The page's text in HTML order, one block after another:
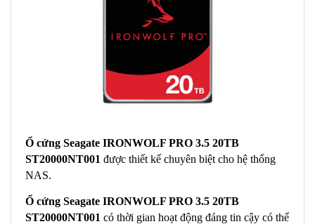
Ổ cứng Seagate IRONWOLF PRO 3.5 20TB
ST20000NT001 được thiết kế chuyên biệt cho hệ thống
NAS.
Ổ cứng Seagate IRONWOLF PRO 3.5 20TB
ST20000NT001 có thời gian hoạt động đáng tin cậy có thể